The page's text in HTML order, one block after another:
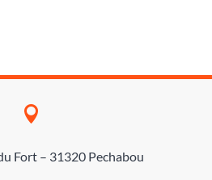

Fort – 31320 Pechabou